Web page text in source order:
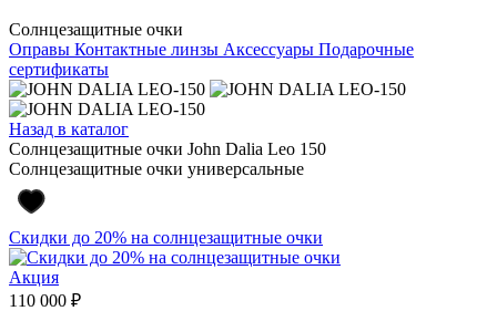
Солнцезащитные очки
Оправы Контактные линзы Аксессуары Подарочные
сертификаты
Назад в каталог
Солнцезащитные очки John Dalia Leo 150
Солнцезащитные очки универсальные
Скидки до 20% на солнцезащитные очки
Акция
110 000 ₽